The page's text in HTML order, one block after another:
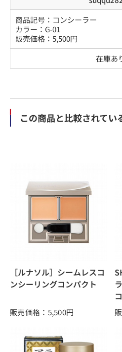
商品記号： コンシーラー
カラー ： G-01
販売価格： 5,500円
在庫あ
この商品と比較されてい
［ルナソル］シームレスコ
ンシーリングコンパクト
販売価格：5,500円